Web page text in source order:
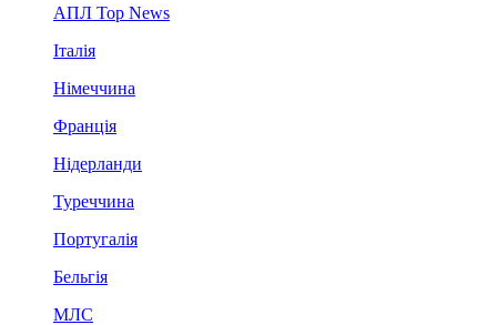
АПЛ Top News
Італія
Німеччина
Франція
Нідерланди
Туреччина
Португалія
Бельгія
МЛС